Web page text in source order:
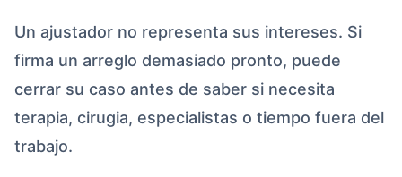
Un ajustador no representa sus intereses. Si
firma un arreglo demasiado pronto, puede
cerrar su caso antes de saber si necesita
terapia, cirugia, especialistas o tiempo fuera del
trabajo.